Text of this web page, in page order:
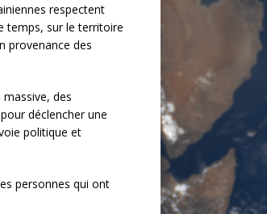
respectent
temps, sur le territoire
provenance des
des
déclencher une
politique et
personnes qui ont